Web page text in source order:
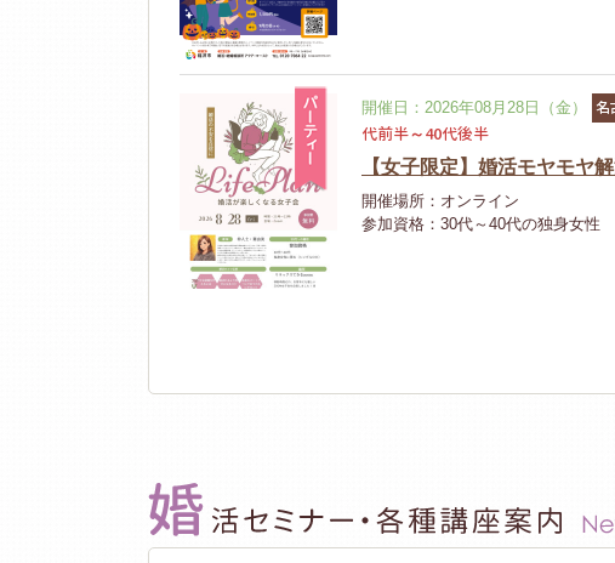
パーティー
開催日：2026年08月28日（金） 名
代前半～40代後半
【女子限定】婚活モヤモヤ
開催場所：オンライン
参加資格：30代～40代の独身女性
その他
開催日：2026年08月01日（土）か